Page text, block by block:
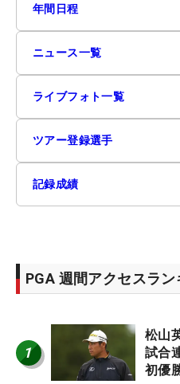
年間日程
ニュース一覧
ライブフォト一覧
ツアー登録選手
記録成績
PGA 週間アクセスラ
1
松山
試合
初優